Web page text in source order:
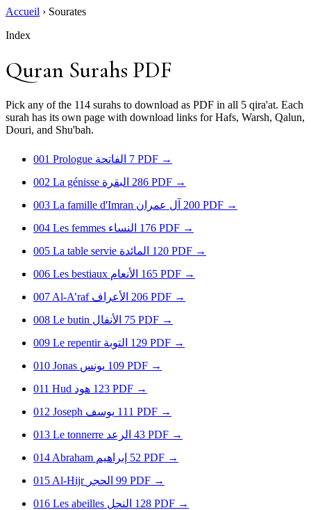
Accueil › Sourates
Index
Quran Surahs PDF
Pick any of the 114 surahs to download as PDF in all 5 qira'at. Each
surah has its own page with download links for Hafs, Warsh, Qalun,
Douri, and Shu'bah.
001 Prologue الفاتحة 7 PDF →
002 La génisse البقرة 286 PDF →
003 La famille d'Imran آل عمران 200 PDF →
004 Les femmes النساء 176 PDF →
005 La table servie المائدة 120 PDF →
006 Les bestiaux الأنعام 165 PDF →
007 Al-A’raf الأعراف 206 PDF →
008 Le butin الأنفال 75 PDF →
009 Le repentir التوبة 129 PDF →
010 Jonas يونس 109 PDF →
011 Hud هود 123 PDF →
012 Joseph يوسف 111 PDF →
013 Le tonnerre الرعد 43 PDF →
014 Abraham إبراهيم 52 PDF →
015 Al-Hijr الحجر 99 PDF →
016 Les abeilles النحل 128 PDF →